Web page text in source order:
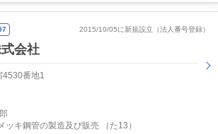
2015/10/05に新規設立（法人番号登録）
会社
4530番地1
ッキ鋼管の製造及び販売 （た13）